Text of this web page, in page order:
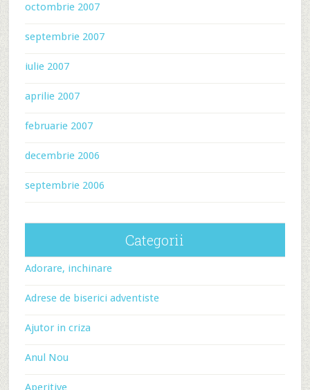
octombrie 2007
septembrie 2007
iulie 2007
aprilie 2007
februarie 2007
decembrie 2006
septembrie 2006
Categorii
Adorare, inchinare
Adrese de biserici adventiste
Ajutor in criza
Anul Nou
Aperitive